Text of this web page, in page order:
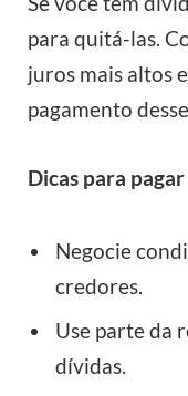
para quitá-las.
juros mais altos
pagamento
Dicas para
Negocie
credores.
Use parte da
dívidas.